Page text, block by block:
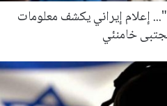
إعلام إيراني يكشف معلومات
خامنئي